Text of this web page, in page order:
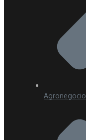
Agronegocio